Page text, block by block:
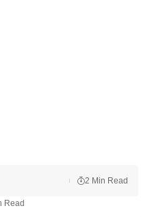
Read
2 Min Read